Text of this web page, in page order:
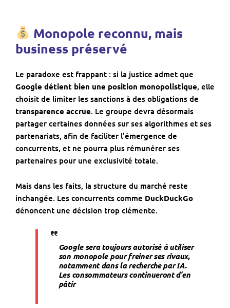
Monopole reconnu, mais
business préservé
Le paradoxe est frappant : si la justice admet que
Google détient bien une position monopolistique, elle
choisit de limiter les sanctions à des obligations de
transparence accrue. Le groupe devra désormais
partager certaines données sur ses algorithmes et ses
partenariats, afin de faciliter l’émergence de
concurrents, et ne pourra plus rémunérer ses
partenaires pour une exclusivité totale.
Mais dans les faits, la structure du marché reste
inchangée. Les concurrents comme DuckDuckGo
dénoncent une décision trop clémente.
Google sera toujours autorisé à utiliser
son monopole pour freiner ses rivaux,
notamment dans la recherche par IA.
Les consommateurs continueront d’en
pâtir